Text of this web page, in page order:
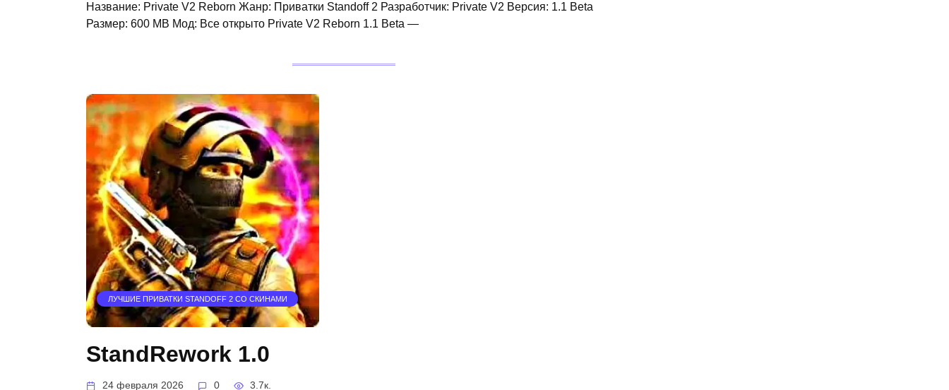
Название: Private V2 Reborn Жанр: Приватки Standoff 2 Разработчик: Private V2 Версия: 1.1 Beta
Размер: 600 MB Мод: Все открыто Private V2 Reborn 1.1 Beta —
ЛУЧШИЕ ПРИВАТКИ STANDOFF 2 СО СКИНАМИ
StandRework 1.0
24 февраля 2026 0 3.7к.